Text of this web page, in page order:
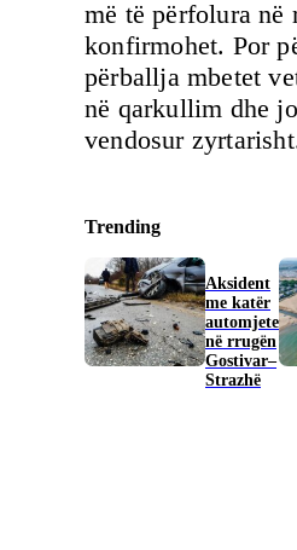
më të përfolura në
konfirmohet. Por
përballja mbetet
në qarkullim dhe
vendosur
Trending
Aksident
me katër
automjete
në rrugën
Gostivar–
Strazhë